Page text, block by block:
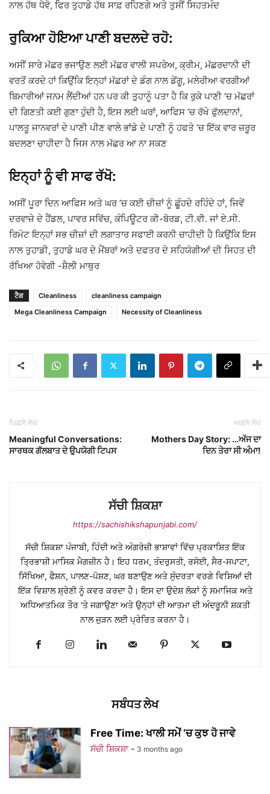
ਨਾਲ ਹੱਥ ਧੋਵੋ, ਫਿਰ ਤੁਹਾਡੇ ਹੱਥ ਸਾਫ਼ ਰਹਿਣਗੇ ਅਤੇ ਤੁਸੀਂ ਸਿਹਤਮੰਦ
ਰੁਕਿਆ ਹੋਇਆ ਪਾਣੀ ਬਦਲਦੇ ਰਹੋ:
ਅਸੀਂ ਸਾਰੇ ਮੱਛਰ ਭਜਾਉਣ ਲਈ ਮੱਛਰ ਵਾਲੀ ਸਪਰੇਅ, ਕ੍ਰੀਮ, ਮੱਛਰਦਾਨੀ ਦੀ
ਵਰਤੋਂ ਕਰਦੇ ਹਾਂ ਕਿਉਂਕਿ ਇਨ੍ਹਾਂ ਮੱਛਰਾਂ ਦੇ ਡੰਗ ਨਾਲ ਡੇਂਗੂ, ਮਲੇਰੀਆ ਵਰਗੀਆਂ
ਬਿਮਾਰੀਆਂ ਜਨਮ ਲੈਂਦੀਆਂ ਹਨ ਪਰ ਕੀ ਤੁਹਾਨੂੰ ਪਤਾ ਹੈ ਕਿ ਰੁਕੇ ਪਾਣੀ ’ਚ ਮੱਛਰਾਂ
ਦੀ ਗਿਣਤੀ ਕਈ ਗੁਣਾ ਹੁੰਦੀ ਹੈ, ਇਸ ਲਈ ਘਰਾਂ, ਆਫਿਸ ’ਚ ਰੱਖੇ ਫੁੱਲਦਾਨਾਂ,
ਪਾਲਤੂ ਜਾਨਵਰਾਂ ਦੇ ਪਾਣੀ ਪੀਣ ਵਾਲੇ ਭਾਂਡੇ ਦੇ ਪਾਣੀ ਨੂੰ ਹਫਤੇ ’ਚ ਇੱਕ ਵਾਰ ਜ਼ਰੂਰ
ਬਦਲਣਾ ਚਾਹੀਦਾ ਹੈ ਜਿਸ ਨਾਲ ਮੱਛਰ ਆ ਨਾ ਸਕਣ
ਇਨ੍ਹਾਂ ਨੂੰ ਵੀ ਸਾਫ ਰੱਖੋ:
ਅਸੀਂ ਪੂਰਾ ਦਿਨ ਆਫਿਸ ਅਤੇ ਘਰ ’ਚ ਕਈ ਚੀਜ਼ਾਂ ਨੂੰ ਛੂੰਹਦੇ ਰਹਿੰਦੇ ਹਾਂ, ਜਿਵੇਂ
ਦਰਵਾਜ਼ੇ ਦੇ ਹੈਂਡਲ, ਪਾਵਰ ਸਵਿੱਚ, ਕੰਪਿਊਟਰ ਕੀ-ਬੋਰਡ, ਟੀ.ਵੀ. ਜਾਂ ਏ.ਸੀ.
ਰਿਮੋਟ ਇਨ੍ਹਾਂ ਸਭ ਚੀਜ਼ਾਂ ਦੀ ਲਗਾਤਾਰ ਸਫਾਈ ਕਰਨੀ ਚਾਹੀਦੀ ਹੈ ਕਿਉਂਕਿ ਇਸ
ਨਾਲ ਤੁਹਾਡੀ, ਤੁਹਾਡੇ ਘਰ ਦੇ ਮੈਂਬਰਾਂ ਅਤੇ ਦਫਤਰ ਦੇ ਸਹਿਯੋਗੀਆਂ ਦੀ ਸਿਹਤ ਦੀ
ਰੱਖਿਆ ਹੋਵੇਗੀ -ਸ਼ੈਲੀ ਮਾਥੁਰ
ਟੈਗ Cleanliness
cleanliness campaign
Mega Cleanliness Campaign
Necessity of Cleanliness
ਪਿਛਲੇ ਲੇਖ
Meaningful Conversations:
ਸਾਰਥਕ ਗੱਲਬਾਤ ਦੇ ਉਪਯੋਗੀ ਟਿਪਸ
ਅਗਲੇ ਲੇਖ
Mothers Day Story: …ਅੱਜ ਦਾ
ਦਿਨ ਤੇਰਾ ਸੀ ਅੰਮਾ!
ਸੱਚੀ ਸ਼ਿਕਸ਼ਾ
https://sachishikshapunjabi.com/
ਸੱਚੀ ਸ਼ਿਕਸ਼ਾ ਪੰਜਾਬੀ, ਹਿੰਦੀ ਅਤੇ ਅੰਗਰੇਜ਼ੀ ਭਾਸ਼ਾਵਾਂ ਵਿੱਚ ਪ੍ਰਕਾਸ਼ਿਤ ਇੱਕ
ਤ੍ਰਿਭਾਸ਼ੀ ਮਾਸਿਕ ਮੈਗਜ਼ੀਨ ਹੈ। ਇਹ ਧਰਮ, ਤੰਦਰੁਸਤੀ, ਰਸੋਈ, ਸੈਰ-ਸਪਾਟਾ,
ਸਿੱਖਿਆ, ਫੈਸ਼ਨ, ਪਾਲਣ-ਪੋਸ਼ਣ, ਘਰ ਬਣਾਉਣ ਅਤੇ ਸੁੰਦਰਤਾ ਵਰਗੇ ਵਿਸ਼ਿਆਂ ਦੀ
ਇੱਕ ਵਿਸ਼ਾਲ ਸ਼੍ਰੇਣੀ ਨੂੰ ਕਵਰ ਕਰਦਾ ਹੈ। ਇਸ ਦਾ ਉਦੇਸ਼ ਲੋਕਾਂ ਨੂੰ ਸਮਾਜਿਕ ਅਤੇ
ਅਧਿਆਤਮਿਕ ਤੌਰ 'ਤੇ ਜਗਾਉਣਾ ਅਤੇ ਉਨ੍ਹਾਂ ਦੀ ਆਤਮਾ ਦੀ ਅੰਦਰੂਨੀ ਸ਼ਕਤੀ
ਨਾਲ ਜੁੜਨ ਲਈ ਪ੍ਰੇਰਿਤ ਕਰਨਾ ਹੈ।
ਸਬੰਧਤ ਲੇਖ
Free Time: ਖਾਲੀ ਸਮੇਂ ’ਚ ਕੁਝ ਹੋ ਜਾਵੇ
ਸੱਚੀ ਸ਼ਿਕਸ਼ਾ - 3 months ago